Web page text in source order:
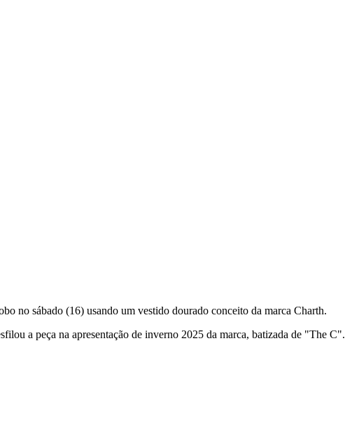
no sábado (16) usando um vestido dourado conceito da marca Charth.
a peça na apresentação de inverno 2025 da marca, batizada de "The C".